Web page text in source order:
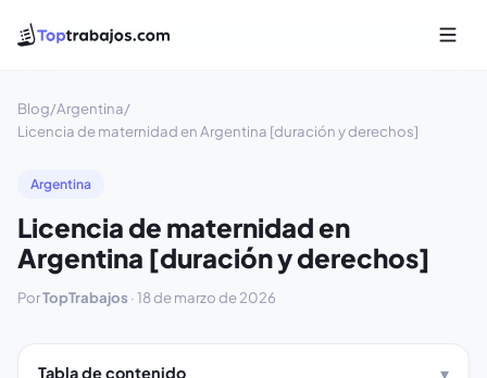
Blog/Argentina/
Licencia de maternidad en Argentina [duración y derechos]
Argentina
Licencia de maternidad en
Argentina [duración y derechos]
PorTopTrabajos ·18 de marzo de 2026
Tabla de contenido